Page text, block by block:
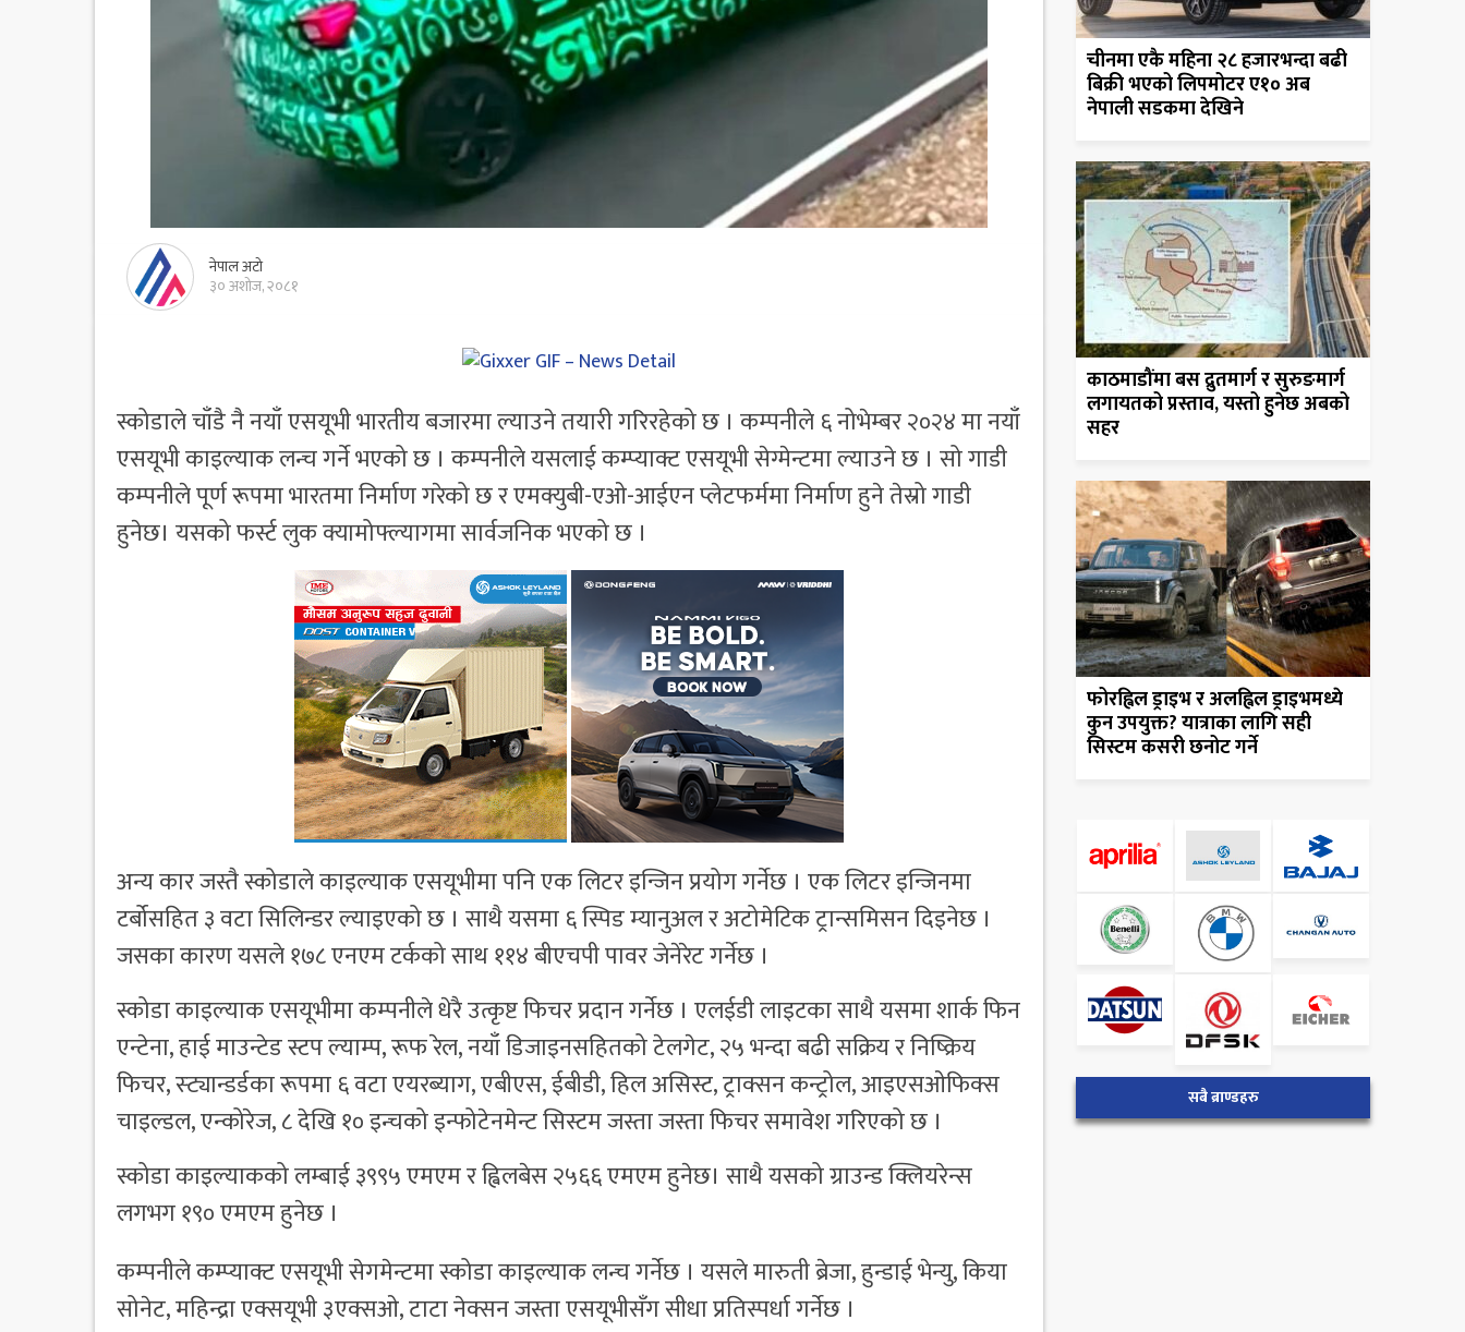
नेपाल अटो
३० अशोज, २०८१
स्कोडाले चाँडै नै नयाँ एसयूभी भारतीय बजारमा ल्याउने तयारी गरिरहेको छ । कम्पनीले ६ नोभेम्बर २०२४ मा नयाँ
एसयूभी काइल्याक लन्च गर्ने भएको छ । कम्पनीले यसलाई कम्प्याक्ट एसयूभी सेग्मेन्टमा ल्याउने छ । सो गाडी
कम्पनीले पूर्ण रूपमा भारतमा निर्माण गरेको छ र एमक्युबी-एओ-आईएन प्लेटफर्ममा निर्माण हुने तेस्रो गाडी
हुनेछ। यसको फर्स्ट लुक क्यामोफ्ल्यागमा सार्वजनिक भएको छ ।
अन्य कार जस्तै स्कोडाले काइल्याक एसयूभीमा पनि एक लिटर इन्जिन प्रयोग गर्नेछ । एक लिटर इन्जिनमा
टर्बोसहित ३ वटा सिलिन्डर ल्याइएको छ । साथै यसमा ६ स्पिड म्यानुअल र अटोमेटिक ट्रान्समिसन दिइनेछ ।
जसका कारण यसले १७८ एनएम टर्कको साथ ११४ बीएचपी पावर जेनेरेट गर्नेछ ।
स्कोडा काइल्याक एसयूभीमा कम्पनीले धेरै उत्कृष्ट फिचर प्रदान गर्नेछ । एलईडी लाइटका साथै यसमा शार्क फिन
एन्टेना, हाई माउन्टेड स्टप ल्याम्प, रूफ रेल, नयाँ डिजाइनसहितको टेलगेट, २५ भन्दा बढी सक्रिय र निष्क्रिय
फिचर, स्ट्यान्डर्डका रूपमा ६ वटा एयरब्याग, एबीएस, ईबीडी, हिल असिस्ट, ट्राक्सन कन्ट्रोल, आइएसओफिक्स
चाइल्डल, एन्कोरेज, ८ देखि १० इन्चको इन्फोटेनमेन्ट सिस्टम जस्ता जस्ता फिचर समावेश गरिएको छ ।
स्कोडा काइल्याकको लम्बाई ३९९५ एमएम र ह्विलबेस २५६६ एमएम हुनेछ। साथै यसको ग्राउन्ड क्लियरेन्स
लगभग १९० एमएम हुनेछ ।
कम्पनीले कम्प्याक्ट एसयूभी सेगमेन्टमा स्कोडा काइल्याक लन्च गर्नेछ । यसले मारुती ब्रेजा, हुन्डाई भेन्यु, किया
सोनेट, महिन्द्रा एक्सयूभी ३एक्सओ, टाटा नेक्सन जस्ता एसयूभीसँग सीधा प्रतिस्पर्धा गर्नेछ ।
चीनमा एकै महिना २८ हजारभन्दा बढी
बिक्री भएको लिपमोटर ए१० अब
नेपाली सडकमा देखिने
काठमाडौंमा बस द्रुतमार्ग र सुरुङमार्ग
लगायतको प्रस्ताव, यस्तो हुनेछ अबको
सहर
फोरह्विल ड्राइभ र अलह्विल ड्राइभमध्ये
कुन उपयुक्त? यात्राका लागि सही
सिस्टम कसरी छनोट गर्ने
सबै ब्राण्डहरु